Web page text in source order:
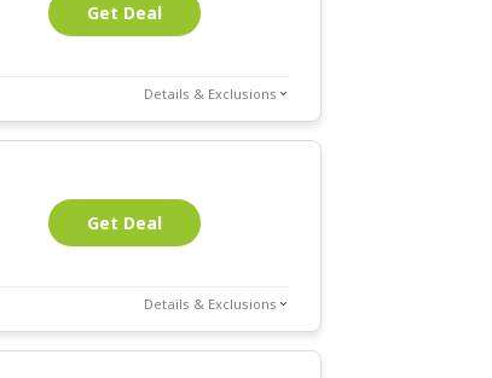
Get Deal
Details & Exclusions
Get Deal
Details & Exclusions